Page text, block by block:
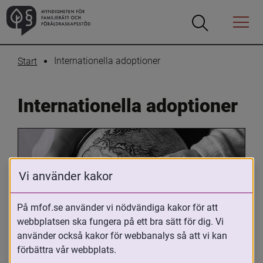
Öppna
Öppna
Menyn
Start Internationella adoptioner
Internationella adoptioner
Oavsett om du är adopterad,
adoptivförälder eller arbetar med
Vi använder kakor
På mfof.se använder vi nödvändiga kakor för att
webbplatsen ska fungera på ett bra sätt för dig. Vi
använder också kakor för webbanalys så att vi kan
förbättra vår webbplats.